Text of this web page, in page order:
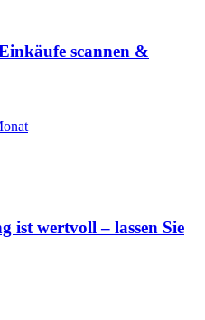
scannen &
ist wertvoll – lassen Sie